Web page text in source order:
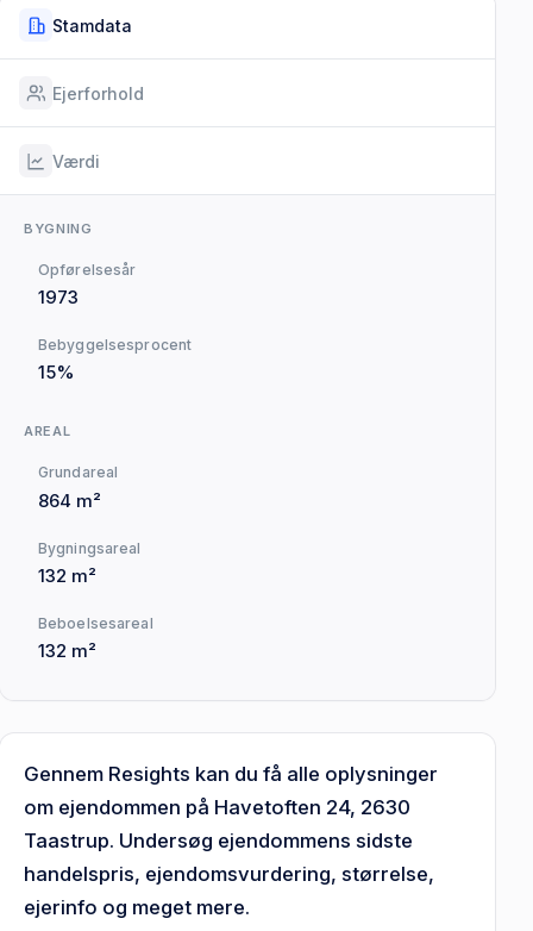
Stamdata
Ejerforhold
Værdi
BYGNING
Opførelsesår
1973
Bebyggelsesprocent
15%
AREAL
Grundareal
864 m²
Bygningsareal
132 m²
Beboelsesareal
132 m²
Gennem Resights kan du få alle oplysninger
om ejendommen på Havetoften 24, 2630
Taastrup. Undersøg ejendommens sidste
handelspris, ejendomsvurdering, størrelse,
ejerinfo og meget mere.